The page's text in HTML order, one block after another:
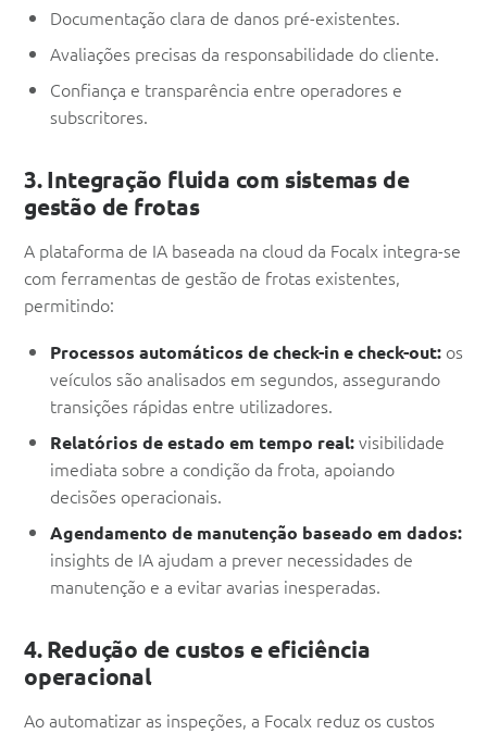
Documentação clara de danos pré-existentes.
Avaliações precisas da responsabilidade do cliente.
Confiança e transparência entre operadores e
subscritores.
3. Integração fluida com sistemas de
gestão de frotas
A plataforma de IA baseada na cloud da Focalx integra-se
com ferramentas de gestão de frotas existentes,
permitindo:
Processos automáticos de check-in e check-out: os
veículos são analisados em segundos, assegurando
transições rápidas entre utilizadores.
Relatórios de estado em tempo real:visibilidade
imediata sobre a condição da frota, apoiando
decisões operacionais.
Agendamento de manutenção baseado em dados:
insights de IA ajudam a prever necessidades de
manutenção e a evitar avarias inesperadas.
4. Redução de custos e eficiência
operacional
Ao automatizar as inspeções, a Focalx reduz os custos